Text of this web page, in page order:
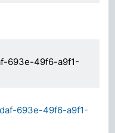
693e-49f6-a9f1-
693e-49f6-a9f1-